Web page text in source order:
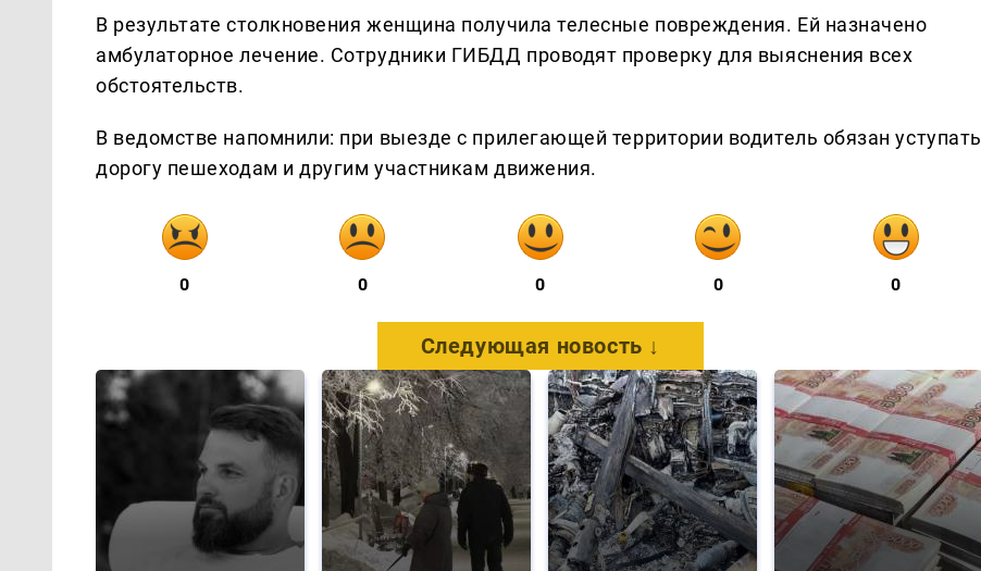
В результате столкновения женщина получила телесные повреждения. Ей назначено
амбулаторное лечение. Сотрудники ГИБДД проводят проверку для выяснения всех
обстоятельств.
В ведомстве напомнили: при выезде с прилегающей территории водитель обязан уступать
дорогу пешеходам и другим участникам движения.
0 0 0 0 0
Следующая новость ↓